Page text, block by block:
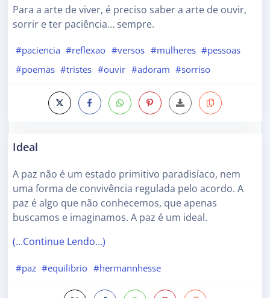
Para a arte de viver, é preciso saber a arte de ouvir,
sorrir e ter paciência… sempre.
#paciencia #reflexao #versos #mulheres #pessoas
#poemas #tristes #ouvir #adoram #sorriso
Ideal
A paz não é um estado primitivo paradisíaco, nem
uma forma de convivência regulada pelo acordo. A
paz é algo que não conhecemos, que apenas
buscamos e imaginamos. A paz é um ideal.
(…Continue Lendo…)
#paz #equilibrio #hermannhesse